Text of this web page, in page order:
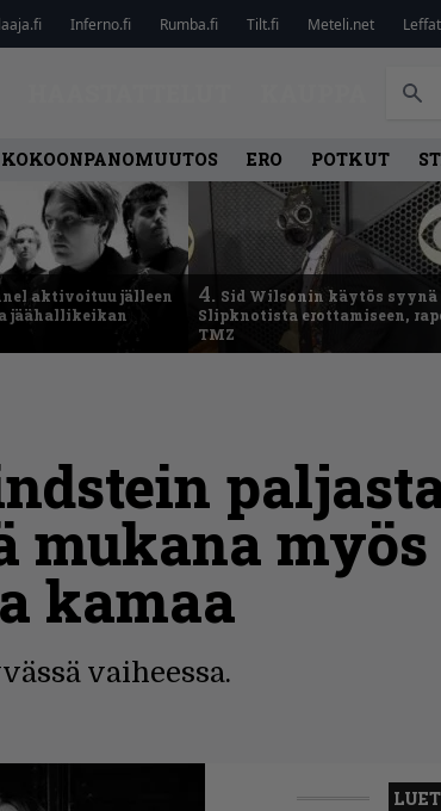
Inferno.fi Rumba.fi Tilt.fi Meteli.net
KOKOONPANOMUUTOS ERO POTKUT
aktivoituu jälleen
jäähallikeikan
4. Sid Wilsonin käytös syynä
Slipknotista erottamiseen,
TMZ
mukana myös
kamaa
vaiheessa.